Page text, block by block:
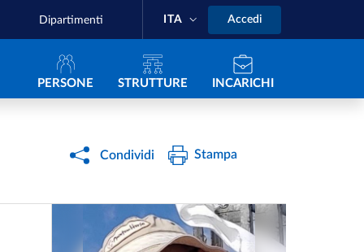
Dipartimenti ITA Accedi
Navigazione principale
PERSONE STRUTTURE INCARICHI
Condividi Stampa